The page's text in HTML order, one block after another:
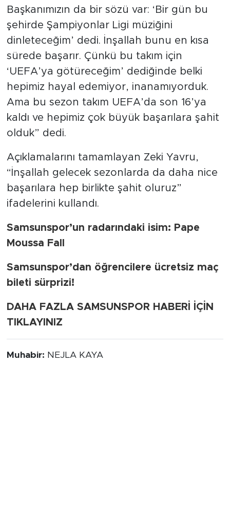
Başkanımızın da bir sözü var: ‘Bir gün bu
şehirde Şampiyonlar Ligi müziğini
dinleteceğim’ dedi. İnşallah bunu en kısa
sürede başarır. Çünkü bu takım için
‘UEFA’ya götüreceğim’ dediğinde belki
hepimiz hayal edemiyor, inanamıyorduk.
Ama bu sezon takım UEFA’da son 16’ya
kaldı ve hepimiz çok büyük başarılara şahit
olduk” dedi.
Açıklamalarını tamamlayan Zeki Yavru,
“İnşallah gelecek sezonlarda da daha nice
başarılara hep birlikte şahit oluruz”
ifadelerini kullandı.
Samsunspor’un radarındaki isim: Pape
Moussa Fall
Samsunspor’dan öğrencilere ücretsiz maç
bileti sürprizi!
DAHA FAZLA SAMSUNSPOR HABERİ İÇİN
TIKLAYINIZ
Muhabir: NEJLA KAYA